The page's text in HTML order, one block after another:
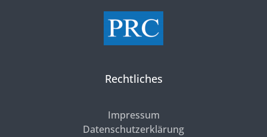
Rechtliches
Impressum
Datenschutzerklärung